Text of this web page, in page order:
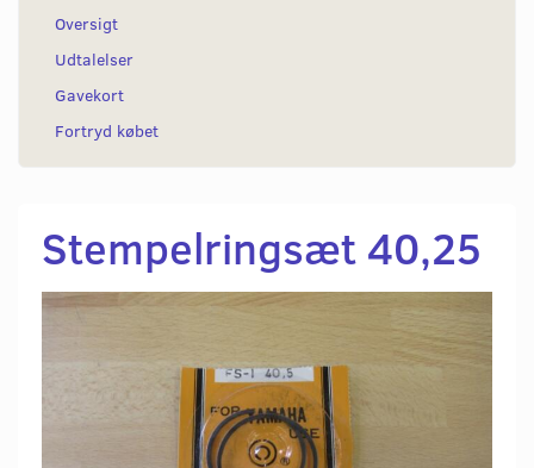
Oversigt
Udtalelser
Gavekort
Fortryd købet
Stempelringsæt 40,25